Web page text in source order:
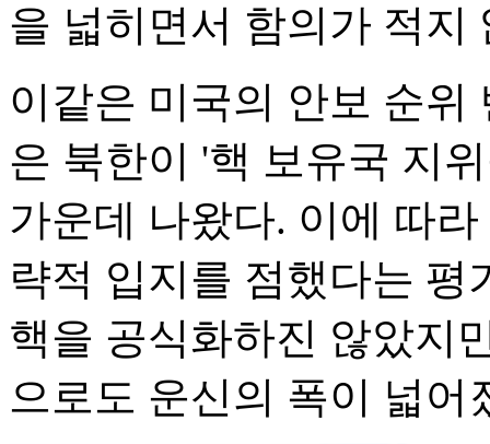
을 넓히면서 함의가 적지
이같은 미국의 안보 순위
은 북한이 '핵 보유국 지
가운데 나왔다. 이에 따
략적 입지를 점했다는 평
핵을 공식화하진 않았지
으로도 운신의 폭이 넓어